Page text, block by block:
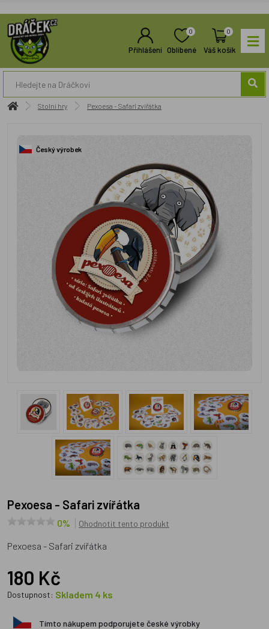
Přihlášení
0
Oblíbené
0
Váš košík
Stolní hry Pexoesa - Safari zvířátka
Český výrobek
Pexoesa - Safari zvířátka
0% Ohodnotit tento produkt
Pexoesa - Safari zvířátka
180 Kč
Dostupnost: Skladem 4 ks
Tímto nákupem podporujete české výrobky